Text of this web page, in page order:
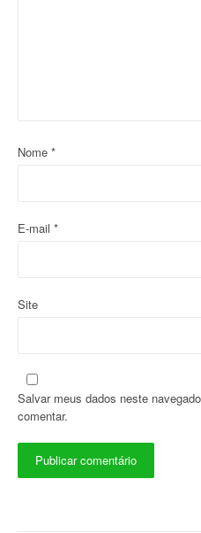
s
Nome *
E-mail *
Site
Salvar meus dados neste
comentar.